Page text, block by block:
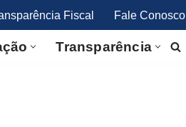
Fiscal Fale Conosco
Transparência